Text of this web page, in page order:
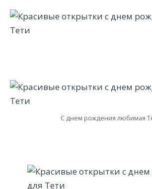
С днем рождения любимая